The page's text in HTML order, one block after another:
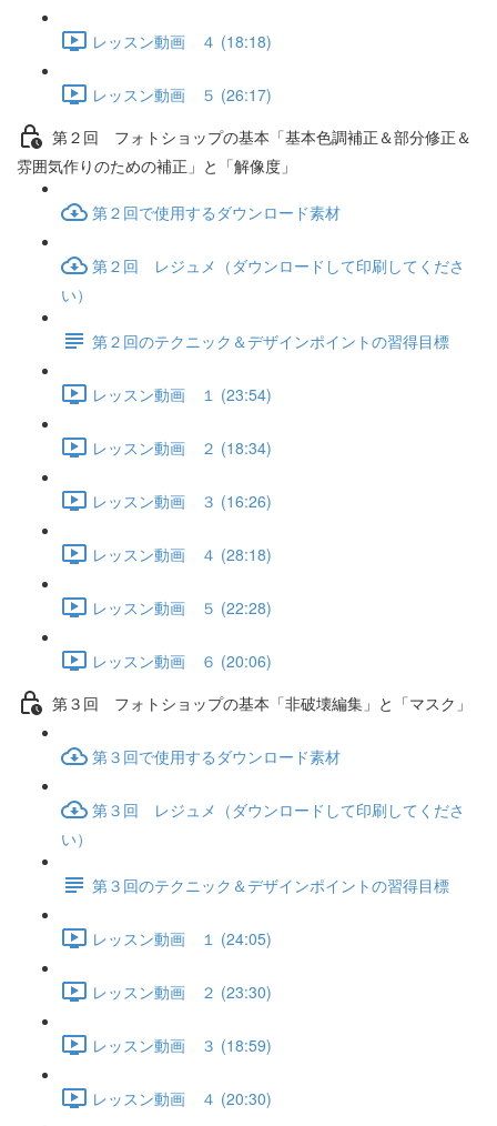
レッスン動画 ４ (18:18)
レッスン動画 ５ (26:17)
第２回 フォトショップの基本「基本色調補正＆部分修正＆
雰囲気作りのための補正」と「解像度」
第２回で使用するダウンロード素材
第２回 レジュメ（ダウンロードして印刷してくださ
い）
第２回のテクニック＆デザインポイントの習得目標
レッスン動画 １ (23:54)
レッスン動画 ２ (18:34)
レッスン動画 ３ (16:26)
レッスン動画 ４ (28:18)
レッスン動画 ５ (22:28)
レッスン動画 ６ (20:06)
第３回 フォトショップの基本「非破壊編集」と「マスク」
第３回で使用するダウンロード素材
第３回 レジュメ（ダウンロードして印刷してくださ
い）
第３回のテクニック＆デザインポイントの習得目標
レッスン動画 １ (24:05)
レッスン動画 ２ (23:30)
レッスン動画 ３ (18:59)
レッスン動画 ４ (20:30)